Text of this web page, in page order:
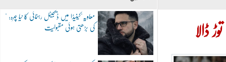
"معاویہ"کینیڈا میں ڈیجیٹل رہنمائی کا نیا چہرہ:
کی بڑھتی ہوئی مقبولیت
ڈالا